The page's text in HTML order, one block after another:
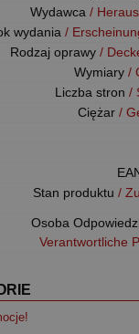
Wydawca /
wydania /
Rodzaj oprawy /
Wymiary /
Liczba stron /
Ciężar /
Stan produktu /
Osoba
Verantwortliche